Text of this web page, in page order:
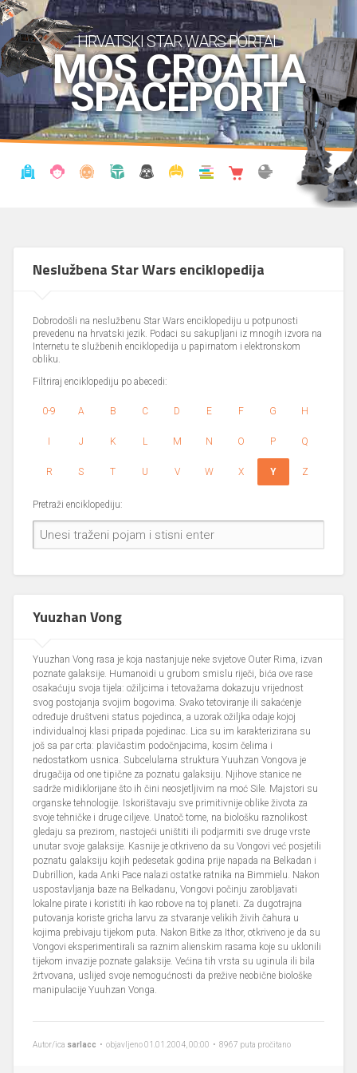
HRVATSKI STAR WARS PORTAL
MOS CROATIA
SPACEPORT
Neslužbena Star Wars enciklopedija
Dobrodošli na neslužbenu Star Wars enciklopediju u potpunosti
prevedenu na hrvatski jezik. Podaci su sakupljani iz mnogih izvora na
Internetu te službenih enciklopedija u papirnatom i elektronskom
obliku.
Filtriraj enciklopediju po abecedi:
0-9 A B C D E F G H
I J K L M N O P Q
R S T U V W X Y Z
Pretraži enciklopediju:
Yuuzhan Vong
Yuuzhan Vong rasa je koja nastanjuje neke svjetove Outer Rima, izvan
poznate galaksije. Humanoidi u grubom smislu riječi, bića ove rase
osakaćuju svoja tijela: ožiljcima i tetovažama dokazuju vrijednost
svog postojanja svojim bogovima. Svako tetoviranje ili sakaćenje
određuje društveni status pojedinca, a uzorak ožiljka odaje kojoj
individualnoj klasi pripada pojedinac. Lica su im karakterizirana su
još sa par crta: plavičastim podočnjacima, kosim čelima i
nedostatkom usnica. Subcelularna struktura Yuuhzan Vongova je
drugačija od one tipične za poznatu galaksiju. Njihove stanice ne
sadrže midiklorijane što ih čini neosjetljivim na moć Sile. Majstori su
organske tehnologije. Iskorištavaju sve primitivnije oblike života za
svoje tehničke i druge ciljeve. Unatoč tome, na biološku raznolikost
gledaju sa prezirom, nastojeći uništiti ili podjarmiti sve druge vrste
unutar svoje galaksije. Kasnije je otkriveno da su Vongovi već posjetili
poznatu galaksiju kojih pedesetak godina prije napada na Belkadan i
Dubrillion, kada Anki Pace nalazi ostatke ratnika na Bimmielu. Nakon
uspostavljanja baze na Belkadanu, Vongovi počinju zarobljavati
lokalne pirate i koristiti ih kao robove na toj planeti. Za dugotrajna
putovanja koriste gricha larvu za stvaranje velikih živih čahura u
kojima prebivaju tijekom puta. Nakon Bitke za Ithor, otkriveno je da su
Vongovi eksperimentirali sa raznim alienskim rasama koje su uklonili
tijekom invazije poznate galaksije. Većina tih vrsta su uginula ili bila
žrtvovana, uslijed svoje nemogućnosti da prežive neobične biološke
manipulacije Yuuhzan Vonga.
Autor/ica sarlacc • objavljeno 01.01.2004, 00:00 • 8967 puta pročitano